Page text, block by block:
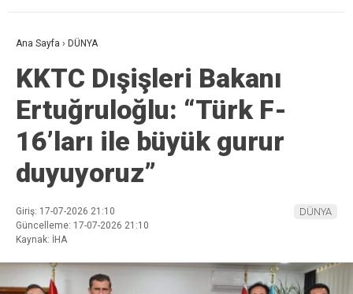
Ana Sayfa › DÜNYA
KKTC Dışişleri Bakanı
Ertuğruloğlu: “Türk F-
16’ları ile büyük gurur
duyuyoruz”
Giriş: 17-07-2026 21:10
Güncelleme: 17-07-2026 21:10
Kaynak: İHA
DÜNYA